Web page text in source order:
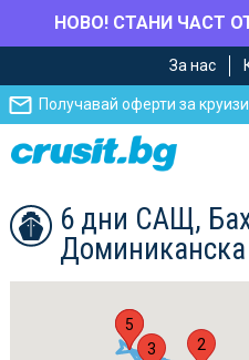
НОВО! СТАНИ ЧАСТ ОТ
главното
съдържание
Навигацията
За нас
Получавай оферти за круизи
6 дни САЩ,
Доминиканска
1
2
3
5